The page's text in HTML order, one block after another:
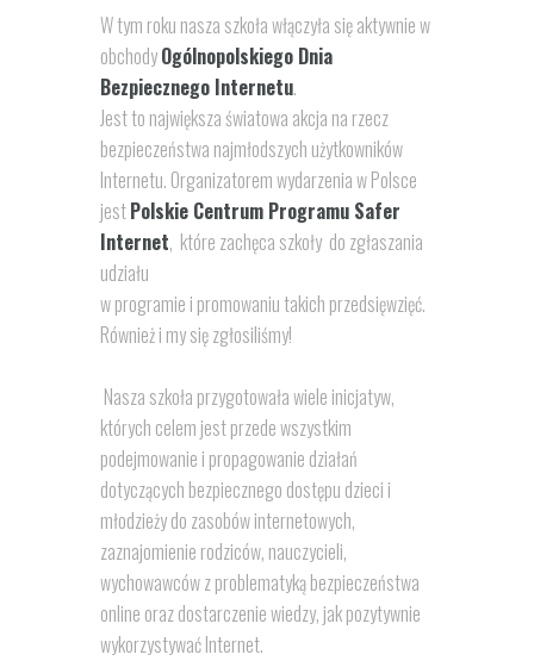
W tym roku nasza szkoła włączyła się aktywnie w
obchodyOgólnopolskiego Dnia
Bezpiecznego Internetu.
Jest to największa światowa akcja na rzecz
bezpieczeństwa najmłodszych użytkowników
Internetu. Organizatorem wydarzenia w Polsce
jestPolskie Centrum Programu Safer
Internet, które zachęca szkoły do zgłaszania
udziału
w programie i promowaniu takich przedsięwzięć.
Również i my się zgłosiliśmy!
Nasza szkoła przygotowała wiele inicjatyw,
których celem jest przede wszystkim
podejmowanie i propagowanie działań
dotyczących bezpiecznego dostępu dzieci i
młodzieży do zasobów internetowych,
zaznajomienie rodziców, nauczycieli,
wychowawców z problematyką bezpieczeństwa
online oraz dostarczenie wiedzy, jak pozytywnie
wykorzystywać Internet.